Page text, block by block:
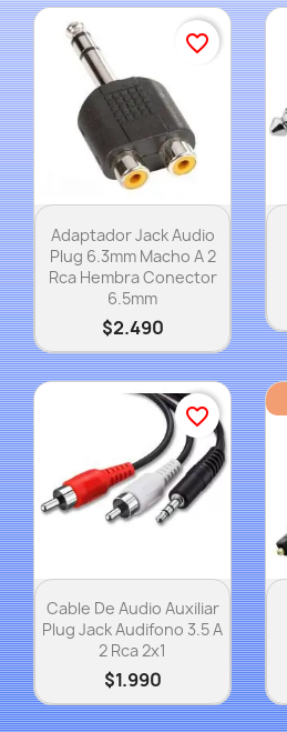
Vista rápida
Adaptador Jack Audio
Plug 6.3mm Macho A 2
Rca Hembra Conector
6.5mm
$2.490
favorite_border
 Vista rápida
Cable De Audio Auxiliar
Plug Jack Audifono 3.5 A
2 Rca 2x1
$1.990
favorite_border